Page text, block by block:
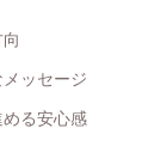
ッセージ
る安心感